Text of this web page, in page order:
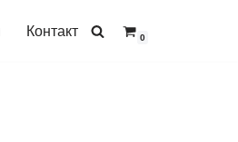
Контакт 0